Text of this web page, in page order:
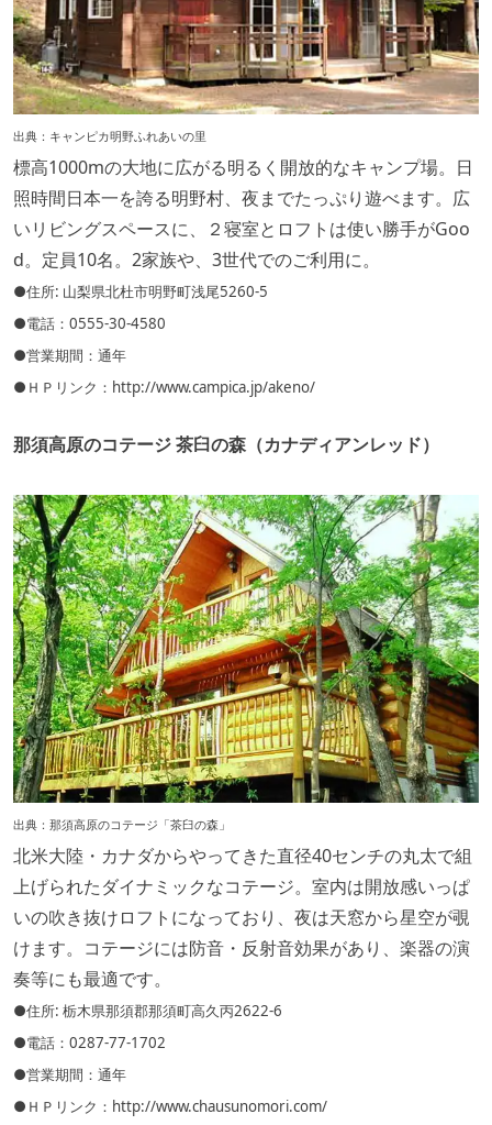
出典： キャンピカ明野ふれあいの里
標高1000mの大地に広がる明るく開放的なキャンプ場。日
照時間日本一を誇る明野村、夜までたっぷり遊べます。広
いリビングスペースに、２寝室とロフトは使い勝手がGoo
d。定員10名。2家族や、3世代でのご利用に。
●住所: 山梨県北杜市明野町浅尾5260-5
●電話：0555-30-4580
●営業期間：通年
●ＨＰリンク： http://www.campica.jp/akeno/
那須高原のコテージ 茶臼の森（カナディアンレッド）
出典： 那須高原のコテージ「茶臼の森」
北米大陸・カナダからやってきた直径40センチの丸太で組
上げられたダイナミックなコテージ。室内は開放感いっぱ
いの吹き抜けロフトになっており、夜は天窓から星空が覗
けます。コテージには防音・反射音効果があり、楽器の演
奏等にも最適です。
●住所: 栃木県那須郡那須町高久丙2622-6
●電話：0287-77-1702
●営業期間：通年
●ＨＰリンク： http://www.chausunomori.com/